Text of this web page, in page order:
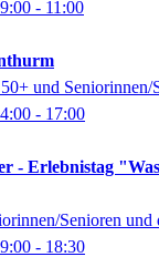
- 11:00
und Seniorinnen/
- 17:00
- Erlebnistag
Senioren
- 18:30